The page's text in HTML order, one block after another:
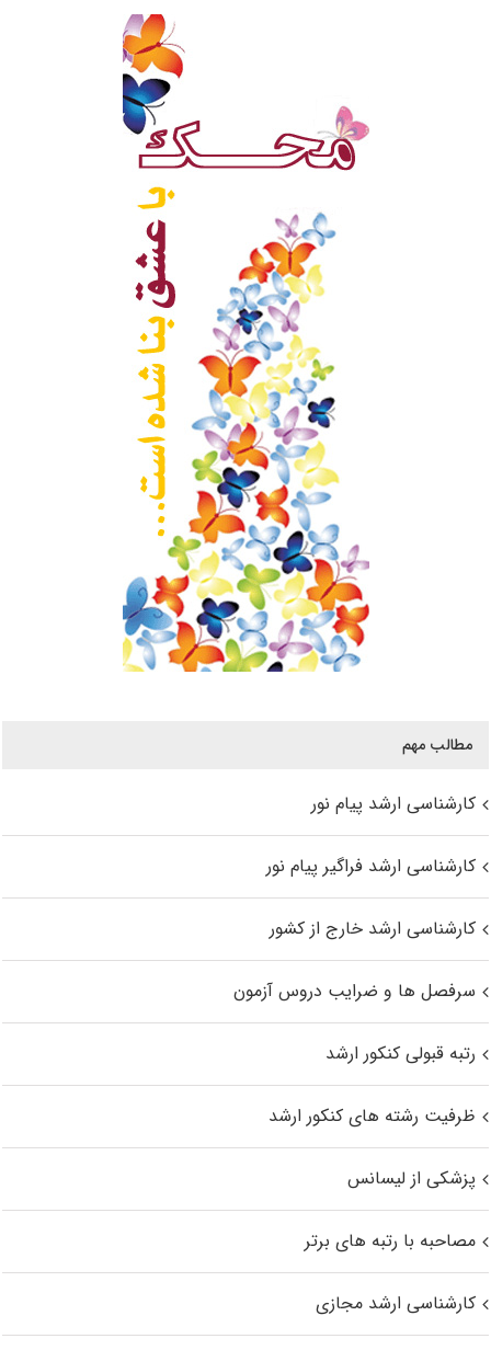
مطالب مهم
کارشناسی ارشد پیام نور
کارشناسی ارشد فراگیر پیام نور
کارشناسی ارشد خارج از کشور
سرفصل ها و ضرایب دروس آزمون
رتبه قبولی کنکور ارشد
ظرفیت رشته های کنکور ارشد
پزشکی از لیسانس
مصاحبه با رتبه های برتر
کارشناسی ارشد مجازی